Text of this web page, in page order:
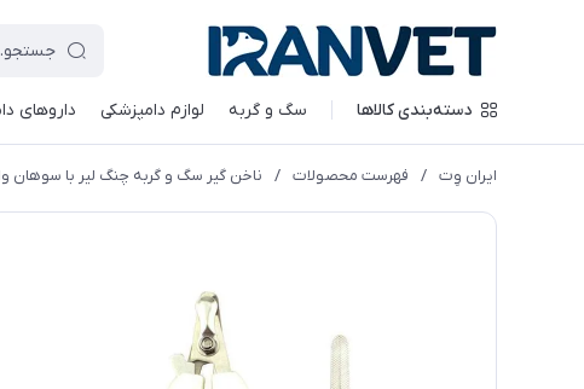
دسته‌بندی کالاها سگ و گربه لوازم دامپزشکی داروهای
ایران وِت / فهرست محصولات / ناخن گیر سگ و گربه چنگ لیر با سوهان